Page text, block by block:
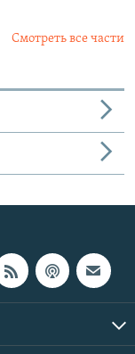
Смотреть все части